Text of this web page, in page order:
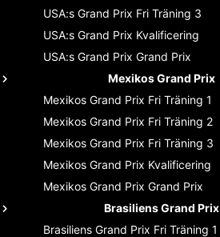
USA:s Grand Prix Fri Träning 3
USA:s Grand Prix Kvalificering
USA:s Grand Prix Grand Prix
Mexikos Grand Prix
Mexikos Grand Prix Fri Träning 1
Mexikos Grand Prix Fri Träning 2
Mexikos Grand Prix Fri Träning 3
Mexikos Grand Prix Kvalificering
Mexikos Grand Prix Grand Prix
Brasiliens Grand Prix
Brasiliens Grand Prix Fri Träning 1